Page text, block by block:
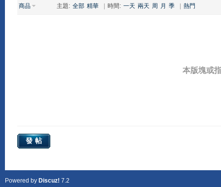
商品 主題: 全部 精華 時間: 一天 兩天 周 月 季 熱門
本版塊或
發帖
Powered by Discuz! 7.2